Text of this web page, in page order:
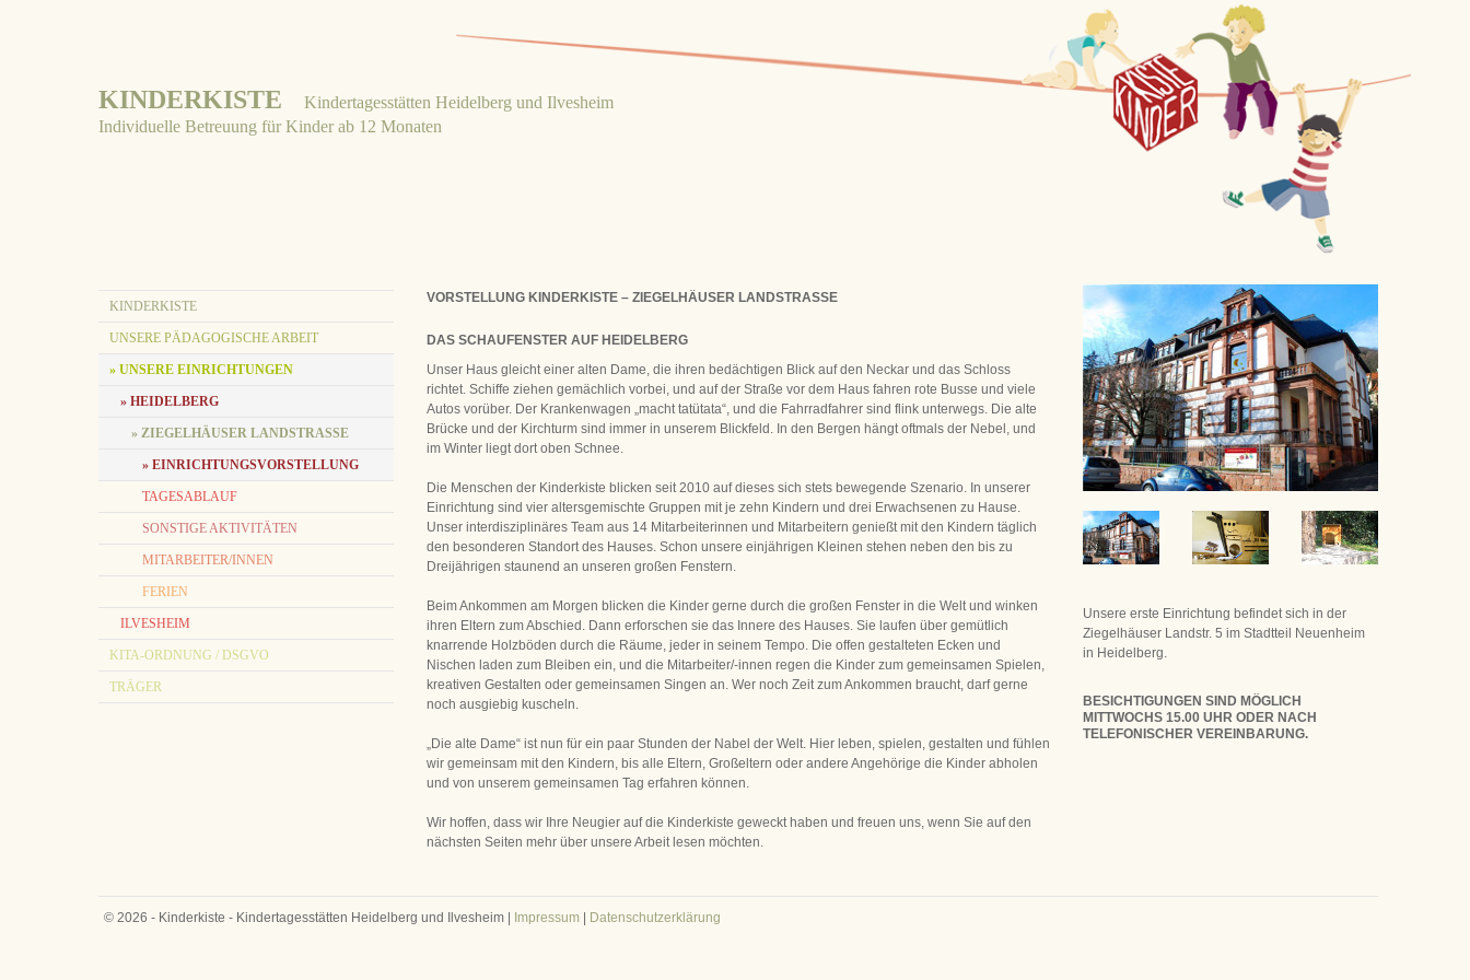
KINDERKISTE
Kindertagesstätten Heidelberg und Ilvesheim
Individuelle Betreuung für Kinder ab 12 Monaten
KINDERKISTE
UNSERE PÄDAGOGISCHE ARBEIT
» UNSERE EINRICHTUNGEN
» HEIDELBERG
» ZIEGELHÄUSER LANDSTRASSE
» EINRICHTUNGSVORSTELLUNG
TAGESABLAUF
SONSTIGE AKTIVITÄTEN
MITARBEITER/INNEN
FERIEN
ILVESHEIM
KITA-ORDNUNG / DSGVO
TRÄGER
VORSTELLUNG KINDERKISTE – ZIEGELHÄUSER LANDSTRASSE
DAS SCHAUFENSTER AUF HEIDELBERG
Unser Haus gleicht einer alten Dame, die ihren bedächtigen Blick auf den Neckar und das Schloss
richtet. Schiffe ziehen gemächlich vorbei, und auf der Straße vor dem Haus fahren rote Busse und viele
Autos vorüber. Der Krankenwagen „macht tatütata“, und die Fahrradfahrer sind flink unterwegs. Die alte
Brücke und der Kirchturm sind immer in unserem Blickfeld. In den Bergen hängt oftmals der Nebel, und
im Winter liegt dort oben Schnee.
Die Menschen der Kinderkiste blicken seit 2010 auf dieses sich stets bewegende Szenario. In unserer
Einrichtung sind vier altersgemischte Gruppen mit je zehn Kindern und drei Erwachsenen zu Hause.
Unser interdisziplinäres Team aus 14 Mitarbeiterinnen und Mitarbeitern genießt mit den Kindern täglich
den besonderen Standort des Hauses. Schon unsere einjährigen Kleinen stehen neben den bis zu
Dreijährigen staunend an unseren großen Fenstern.
Beim Ankommen am Morgen blicken die Kinder gerne durch die großen Fenster in die Welt und winken
ihren Eltern zum Abschied. Dann erforschen sie das Innere des Hauses. Sie laufen über gemütlich
knarrende Holzböden durch die Räume, jeder in seinem Tempo. Die offen gestalteten Ecken und
Nischen laden zum Bleiben ein, und die Mitarbeiter/-innen regen die Kinder zum gemeinsamen Spielen,
kreativen Gestalten oder gemeinsamen Singen an. Wer noch Zeit zum Ankommen braucht, darf gerne
noch ausgiebig kuscheln.
„Die alte Dame“ ist nun für ein paar Stunden der Nabel der Welt. Hier leben, spielen, gestalten und fühlen
wir gemeinsam mit den Kindern, bis alle Eltern, Großeltern oder andere Angehörige die Kinder abholen
und von unserem gemeinsamen Tag erfahren können.
Wir hoffen, dass wir Ihre Neugier auf die Kinderkiste geweckt haben und freuen uns, wenn Sie auf den
nächsten Seiten mehr über unsere Arbeit lesen möchten.
Unsere erste Einrichtung befindet sich in der
Ziegelhäuser Landstr. 5 im Stadtteil Neuenheim
in Heidelberg.
BESICHTIGUNGEN SIND MÖGLICH
MITTWOCHS 15.00 UHR ODER NACH
TELEFONISCHER VEREINBARUNG.
© 2026 - Kinderkiste - Kindertagesstätten Heidelberg und Ilvesheim | Impressum| Datenschutzerklärung